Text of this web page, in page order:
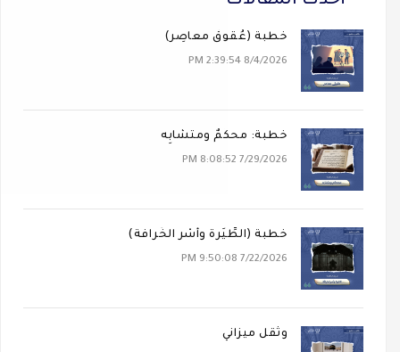
خطبة (عُقوقٌ معاصِر)
8/4/2026 2:39:54 PM
خطبة: محكَمٌ ومتشابِه
7/29/2026 8:08:52 PM
خطبة (الطِّيَرة وأَسْر الخُرافة)
7/22/2026 9:50:08 PM
وثقل ميزاني